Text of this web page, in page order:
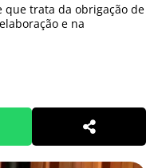
trata da obrigação de
e na